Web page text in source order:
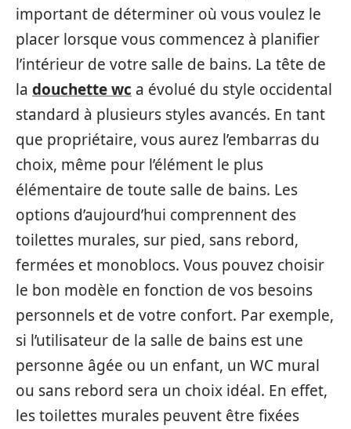
important de déterminer où vous voulez le
placer lorsque vous commencez à planifier
l’intérieur de votre salle de bains. La tête de
la douchette wc a évolué du style occidental
standard à plusieurs styles avancés. En tant
que propriétaire, vous aurez l’embarras du
choix, même pour l’élément le plus
élémentaire de toute salle de bains. Les
options d’aujourd’hui comprennent des
toilettes murales, sur pied, sans rebord,
fermées et monoblocs. Vous pouvez choisir
le bon modèle en fonction de vos besoins
personnels et de votre confort. Par exemple,
si l’utilisateur de la salle de bains est une
personne âgée ou un enfant, un WC mural
ou sans rebord sera un choix idéal. En effet,
les toilettes murales peuvent être fixées